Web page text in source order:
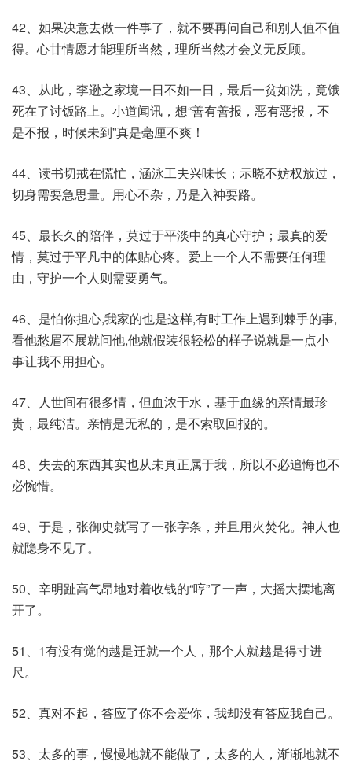
42、如果决意去做一件事了，就不要再问自己和别人值不值
得。心甘情愿才能理所当然，理所当然才会义无反顾。
43、从此，李逊之家境一日不如一日，最后一贫如洗，竟饿
死在了讨饭路上。小道闻讯，想“善有善报，恶有恶报，不
是不报，时候未到”真是毫厘不爽！
44、读书切戒在慌忙，涵泳工夫兴味长；示晓不妨权放过，
切身需要急思量。用心不杂，乃是入神要路。
45、最长久的陪伴，莫过于平淡中的真心守护；最真的爱
情，莫过于平凡中的体贴心疼。爱上一个人不需要任何理
由，守护一个人则需要勇气。
46、是怕你担心,我家的也是这样,有时工作上遇到棘手的事,
看他愁眉不展就问他,他就假装很轻松的样子说就是一点小
事让我不用担心。
47、人世间有很多情，但血浓于水，基于血缘的亲情最珍
贵，最纯洁。亲情是无私的，是不索取回报的。
48、失去的东西其实也从未真正属于我，所以不必追悔也不
必惋惜。
49、于是，张御史就写了一张字条，并且用火焚化。神人也
就隐身不见了。
50、辛明趾高气昂地对着收钱的“哼”了一声，大摇大摆地离
开了。
51、1有没有觉的越是迁就一个人，那个人就越是得寸进
尺。
52、真对不起，答应了你不会爱你，我却没有答应我自己。
53、太多的事，慢慢地就不能做了，太多的人，渐渐地就不